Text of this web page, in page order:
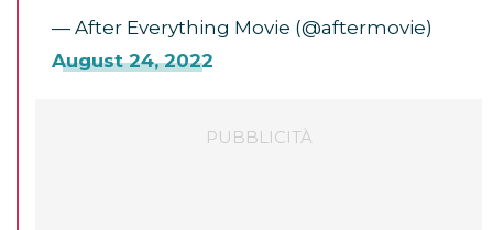
— After Everything Movie (@aftermovie)
August 24, 2022